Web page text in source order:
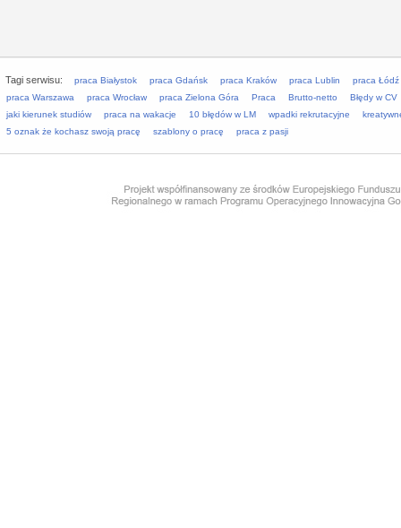
Tagi serwisu: praca Białystok praca Gdańsk praca Kraków praca Lublin
praca Łódź
praca Warszawa
praca Wrocław praca Zielona Góra Praca Brutto-netto
Błędy w CV
jaki kierunek studiów
praca na wakacje 10 błędów w LM wpadki rekrutacyjne
5 oznak że kochasz swoją pracę
szablony o pracę praca z pasji